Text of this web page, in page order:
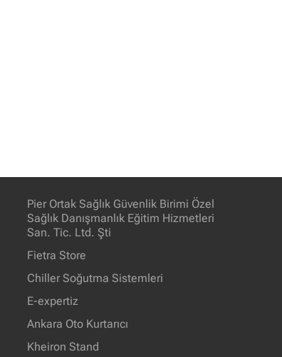
Pier Ortak Sağlık Güvenlik Birimi Özel
Sağlık Danışmanlık Eğitim Hizmetleri
San. Tic. Ltd. Şti
Fietra Store
Chiller Soğutma Sistemleri
E-expertiz
Ankara Oto Kurtarıcı
Kheiron Stand